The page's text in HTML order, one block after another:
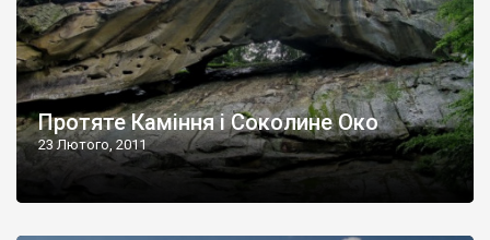
Протяте Каміння і Соколине Око
23 Лютого, 2011